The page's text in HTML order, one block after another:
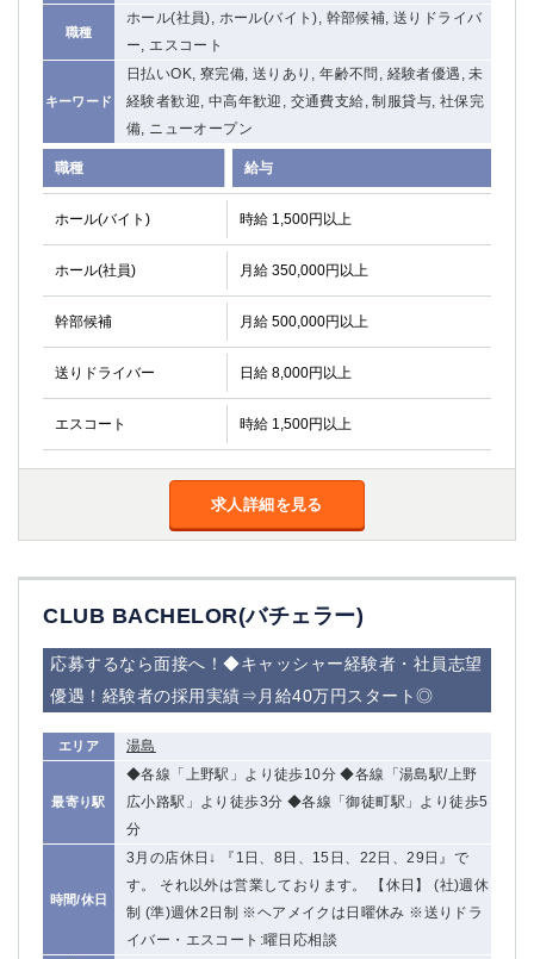
職種
ホール(社員), ホール(バイト), 幹部候補, 送りドライバ
ー, エスコート
キーワード
日払いOK, 寮完備, 送りあり, 年齢不問, 経験者優遇, 未
経験者歓迎, 中高年歓迎, 交通費支給, 制服貸与, 社保完
備, ニューオープン
職種 給与
ホール(バイト) 時給 1,500円以上
ホール(社員) 月給 350,000円以上
幹部候補 月給 500,000円以上
送りドライバー 日給 8,000円以上
エスコート 時給 1,500円以上
求人詳細を見る
CLUB BACHELOR(バチェラー)
応募するなら面接へ！◆キャッシャー経験者・社員志望
優遇！経験者の採用実績⇒月給40万円スタート◎
エリア 湯島
最寄り駅
◆各線「上野駅」より徒歩10分 ◆各線「湯島駅/上野
広小路駅」より徒歩3分 ◆各線「御徒町駅」より徒歩5
分
時間/休日
3月の店休日↓ 『1日、8日、15日、22日、29日』で
す。 それ以外は営業しております。 【休日】 (社)週休
制 (準)週休2日制 ※ヘアメイクは日曜休み ※送りドラ
イバー・エスコート:曜日応相談